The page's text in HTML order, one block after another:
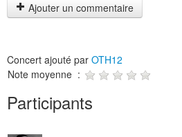
Ajouter un commentaire
Concert ajouté par OTH12
Note moyenne :
Participants